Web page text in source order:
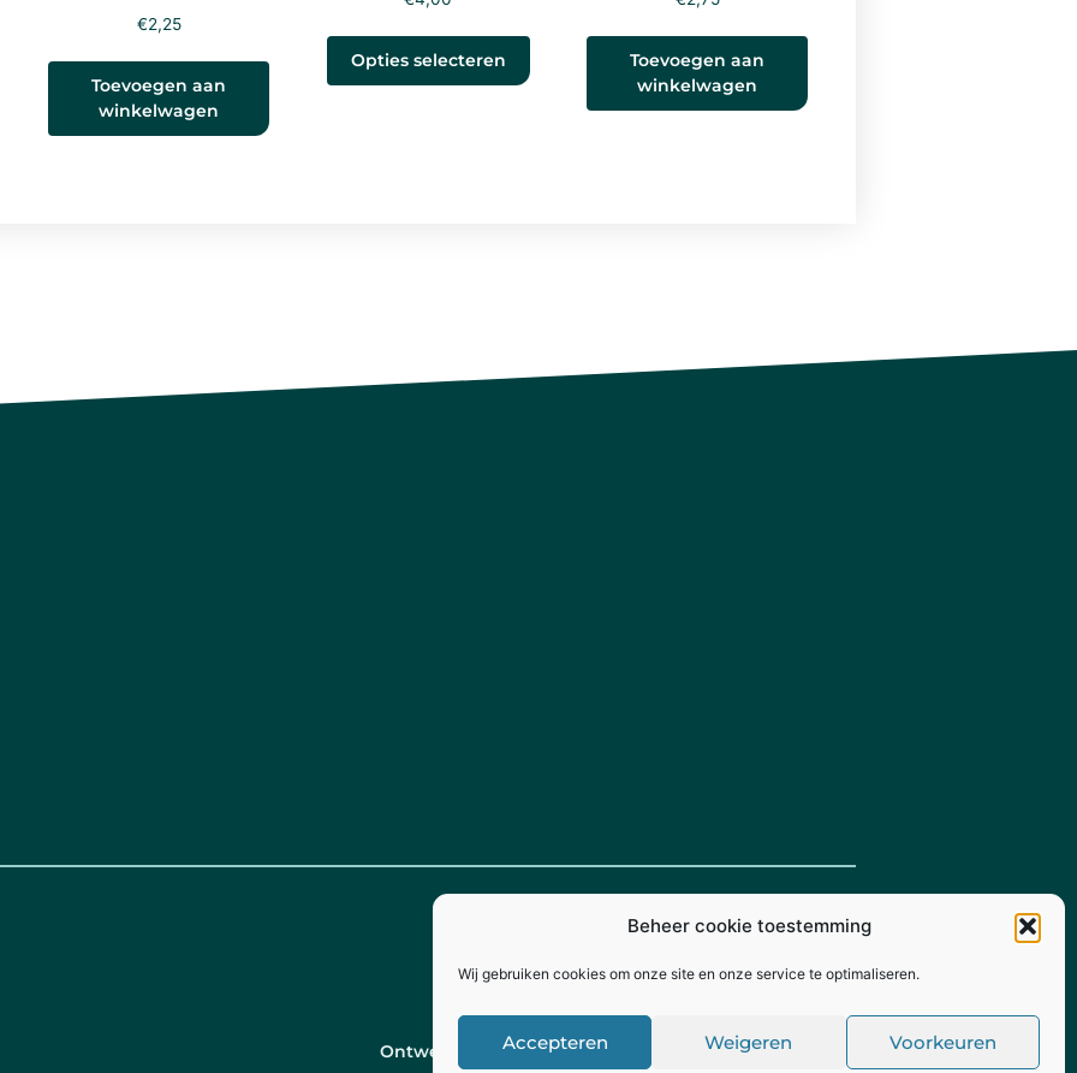
Beheer cookie toestemming
Wij gebruiken cookies om onze site en onze service te optimaliseren.
Accepteren Weigeren Voorkeuren
€2,25
Toevoegen aan
winkelwagen
Opties selecteren
Toevoegen aan
winkelwagen
© Mts. Timpelsteed 2026
Ontwerp doorChangMade - Ontwikkeling door Kijkze